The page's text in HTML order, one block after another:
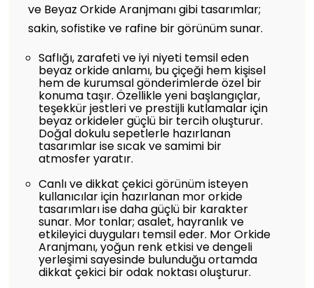
ve Beyaz Orkide Aranjmanı gibi tasarımlar;
sakin, sofistike ve rafine bir görünüm sunar.
Saflığı, zarafeti ve iyi niyeti temsil eden
beyaz orkide anlamı, bu çiçeği hem kişisel
hem de kurumsal gönderimlerde özel bir
konuma taşır. Özellikle yeni başlangıçlar,
teşekkür jestleri ve prestijli kutlamalar için
beyaz orkideler güçlü bir tercih oluşturur.
Doğal dokulu sepetlerle hazırlanan
tasarımlar ise sıcak ve samimi bir
atmosfer yaratır.
Canlı ve dikkat çekici görünüm isteyen
kullanıcılar için hazırlanan mor orkide
tasarımları ise daha güçlü bir karakter
sunar. Mor tonlar; asalet, hayranlık ve
etkileyici duyguları temsil eder. Mor Orkide
Aranjmanı, yoğun renk etkisi ve dengeli
yerleşimi sayesinde bulunduğu ortamda
dikkat çekici bir odak noktası oluşturur.